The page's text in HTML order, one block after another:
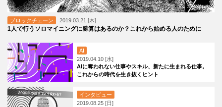
ブロックチェーン 2019.03.21 [木]
1人で行うソロマイニングに勝算はあるのか？これから始める人のために
AI
2019.04.10 [水]
AIに奪われない仕事やスキル、新たに生まれる仕事。
これからの時代を生き抜くヒント
インタビュー
2019.08.25 [日]